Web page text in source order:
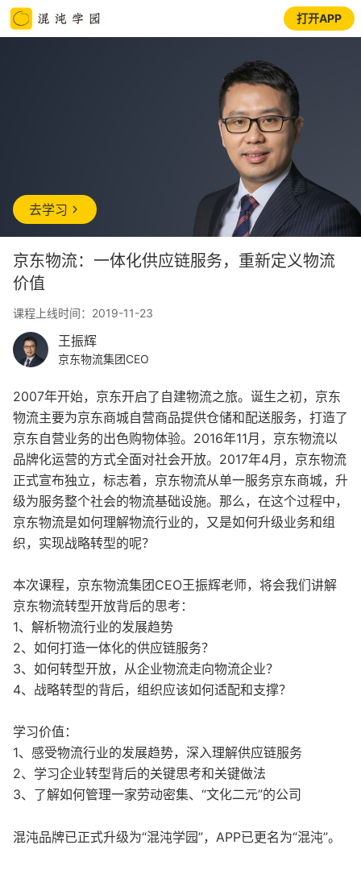
打开APP
去学习
京东物流：一体化供应链服务，重新定义物流
价值
课程上线时间：2019-11-23
王振辉
京东物流集团CEO
2007年开始，京东开启了自建物流之旅。诞生之初，京东
物流主要为京东商城自营商品提供仓储和配送服务，打造了
京东自营业务的出色购物体验。2016年11月，京东物流以
品牌化运营的方式全面对社会开放。2017年4月，京东物流
正式宣布独立，标志着，京东物流从单一服务京东商城，升
级为服务整个社会的物流基础设施。那么，在这个过程中，
京东物流是如何理解物流行业的，又是如何升级业务和组
织，实现战略转型的呢？
本次课程，京东物流集团CEO王振辉老师，将会我们讲解
京东物流转型开放背后的思考：
1、解析物流行业的发展趋势
2、如何打造一体化的供应链服务？
3、如何转型开放，从企业物流走向物流企业？
4、战略转型的背后，组织应该如何适配和支撑？
学习价值：
1、感受物流行业的发展趋势，深入理解供应链服务
2、学习企业转型背后的关键思考和关键做法
3、了解如何管理一家劳动密集、“文化二元”的公司
混沌品牌已正式升级为“混沌学园”，APP已更名为“混沌”。